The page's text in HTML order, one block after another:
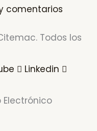
comentarios
Todos los
Linkedin
Electrónico